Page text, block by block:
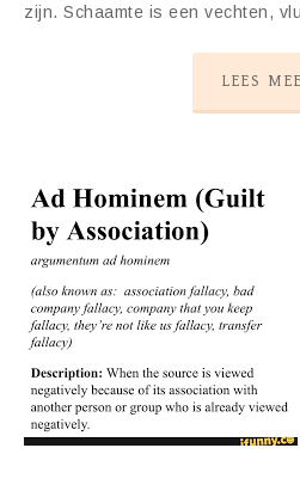
zijn. Schaamte is een vechten,
LEES